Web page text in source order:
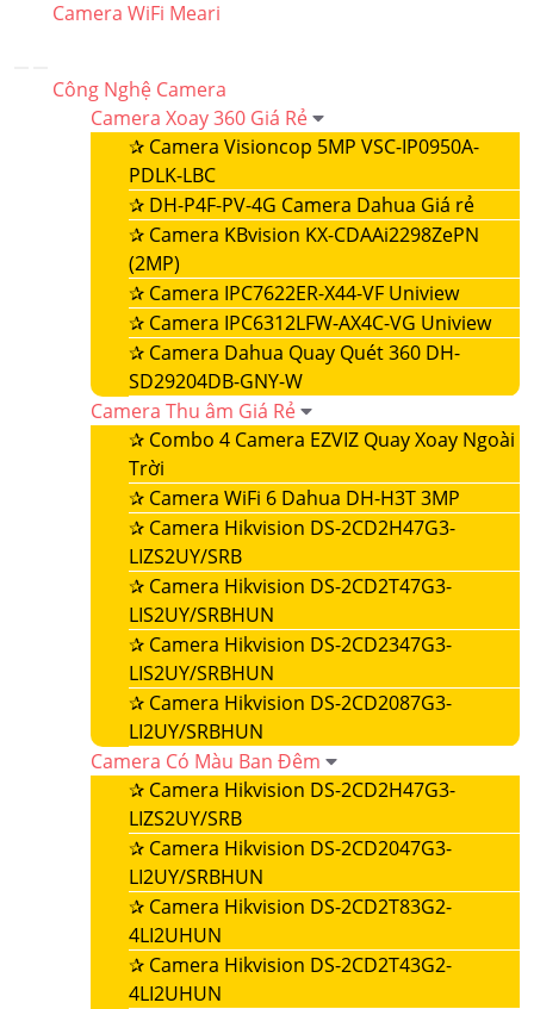
Camera WiFi Meari
Công Nghệ Camera
Camera Xoay 360 Giá Rẻ
✰ Camera Visioncop 5MP VSC-IP0950A-
PDLK-LBC
✰ DH-P4F-PV-4G Camera Dahua Giá rẻ
✰ Camera KBvision KX-CDAAi2298ZePN
(2MP)
✰ Camera IPC7622ER-X44-VF Uniview
✰ Camera IPC6312LFW-AX4C-VG Uniview
✰ Camera Dahua Quay Quét 360 DH-
SD29204DB-GNY-W
Camera Thu âm Giá Rẻ
✰ Combo 4 Camera EZVIZ Quay Xoay Ngoài
Trời
✰ Camera WiFi 6 Dahua DH-H3T 3MP
✰ Camera Hikvision DS-2CD2H47G3-
LIZS2UY/SRB
✰ Camera Hikvision DS-2CD2T47G3-
LIS2UY/SRBHUN
✰ Camera Hikvision DS-2CD2347G3-
LIS2UY/SRBHUN
✰ Camera Hikvision DS-2CD2087G3-
LI2UY/SRBHUN
Camera Có Màu Ban Đêm
✰ Camera Hikvision DS-2CD2H47G3-
LIZS2UY/SRB
✰ Camera Hikvision DS-2CD2047G3-
LI2UY/SRBHUN
✰ Camera Hikvision DS-2CD2T83G2-
4LI2UHUN
✰ Camera Hikvision DS-2CD2T43G2-
4LI2UHUN